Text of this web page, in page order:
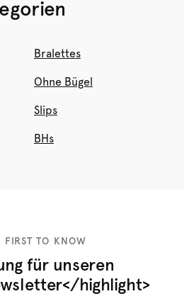
Bralettes
Ohne Bügel
Slips
BHs
FIRST TO KNOW
für unseren
highlight>